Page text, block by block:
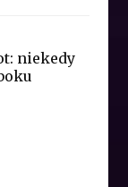
niekedy